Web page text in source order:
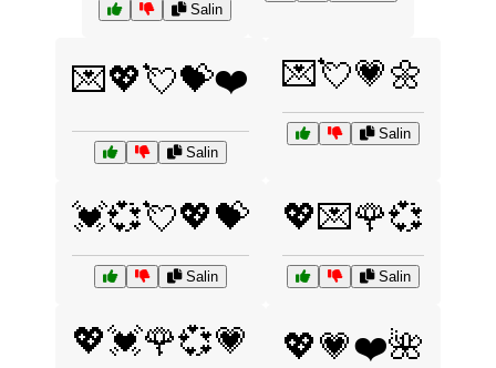
Salin
💌💖💘💝❤️
Salin
💌💘💗🌼
Salin
💓💞💘💖💝
Salin
💖💌🌹💞
Salin
💖💓🌹💞💗 💖💗❤️🌺